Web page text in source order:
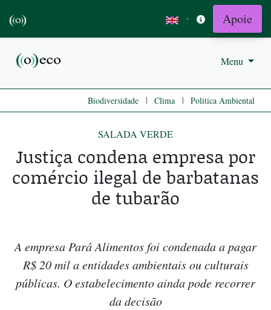
· Apoie
Menu
Biodiversidade | Clima | Politica Ambiental
SALADA VERDE
Justiça condena empresa por
comércio ilegal de barbatanas
de tubarão
A empresa Pará Alimentos foi condenada a pagar
R$ 20 mil a entidades ambientais ou culturais
públicas. O estabelecimento ainda pode recorrer
da decisão